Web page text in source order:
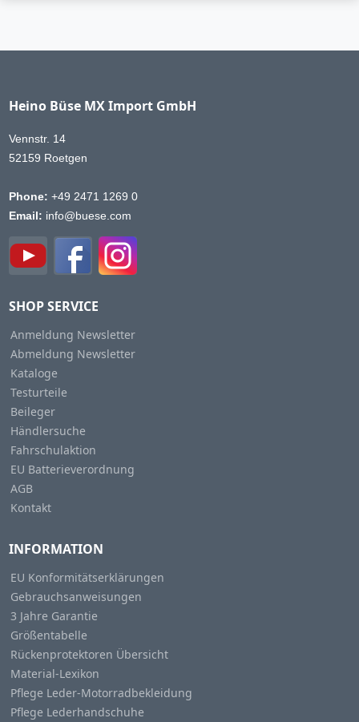
Heino Büse MX Import GmbH
Vennstr. 14
52159 Roetgen
Phone: +49 2471 1269 0
Email: info@buese.com
SHOP SERVICE
Anmeldung Newsletter
Abmeldung Newsletter
Kataloge
Testurteile
Beileger
Händlersuche
Fahrschulaktion
EU Batterieverordnung
AGB
Kontakt
INFORMATION
EU Konformitätserklärungen
Gebrauchsanweisungen
3 Jahre Garantie
Größentabelle
Rückenprotektoren Übersicht
Material-Lexikon
Pflege Leder-Motorradbekleidung
Pflege Lederhandschuhe